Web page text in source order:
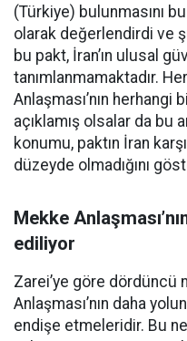
(Türkiye) bulunmasını
olarak değerlendirdi ve
bu pakt, İran’ın ulusal
tanımlanmamaktadır.
Anlaşması’nın herhangi
açıklamış olsalar da bu
konumu, paktın İran
düzeyde olmadığını
Mekke
ediliyor
Zarei’ye göre dördüncü
Anlaşması’nın daha
endişe etmeleridir. Bu